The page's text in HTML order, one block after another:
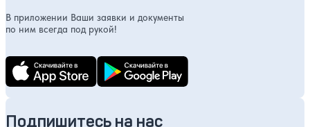
В приложении Ваши заявки и документы
по ним всегда под рукой!
Подпишитесь на нас